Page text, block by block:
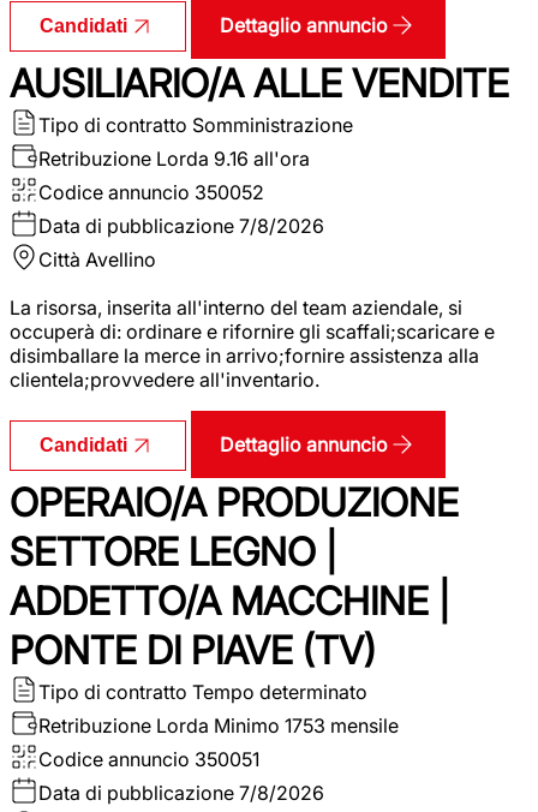
Candidati Dettaglio annuncio
AUSILIARIO/A ALLE VENDITE
Tipo di contratto Somministrazione
Retribuzione Lorda 9.16 all'ora
Codice annuncio 350052
Data di pubblicazione 7/8/2026
Città Avellino
La risorsa, inserita all'interno del team aziendale, si
occuperà di: ordinare e rifornire gli scaffali;scaricare e
disimballare la merce in arrivo;fornire assistenza alla
clientela;provvedere all'inventario.
Candidati Dettaglio annuncio
OPERAIO/A PRODUZIONE
SETTORE LEGNO |
ADDETTO/A MACCHINE |
PONTE DI PIAVE (TV)
Tipo di contratto Tempo determinato
Retribuzione Lorda Minimo 1753 mensile
Codice annuncio 350051
Data di pubblicazione 7/8/2026